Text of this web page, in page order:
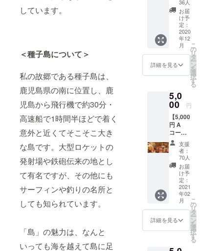
しています。
＜種子島について＞
私の故郷である種子島は、
鹿児島県の南に位置し、鹿
児島から飛行機で約30分・
高速船で1時間半ほどで着く
意外と近くてそこそこ大き
な島です。大型ロケットの
発射場や鉄砲伝来の地とし
て有名ですが、その他にも
サーフィンや釣りの名所と
しても知られています。
「島」の魅力は、なんと
いっても海を越えて島に足
ゴ・車
いす2枚
組) ＋プ
ロモー
ション
ビデオ
のエン
ドロー
ルへの
お名前
エンド
ロール
へのお
名前掲
載は希
望者の
みとな
ります
ので支
援時、
必ず備
考欄に
ご希望
のお名
前をご
記入く
ださ
36人
お届
け予
定：
2020
年12
月
詳細を見る
こ
の
リ
タ
ー
ン
を
選
択
す
る
5,0
00 円
【5,000
円 A
コー
ス】 安
納芋２
ｋｇ ＋
カモメ
オリジ
ナルス
テッ
カー(カ
モメロ
ゴ・車
いす2枚
組) ＋プ
ロモー
支援
者：
70人
お届
け予
定：
2021
年02
月
詳細を見る
こ
の
リ
タ
ー
ン
を
選
択
す
る